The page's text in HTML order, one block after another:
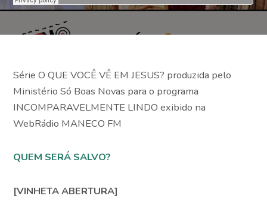
Assine agora!
Série O QUE VOCÊ VÊ EM JESUS? produzida pelo
Ministério Só Boas Novas para o programa
INCOMPARAVELMENTE LINDO exibido na
WebRádio MANECO FM
QUEM SERÁ SALVO?
[VINHETA ABERTURA]